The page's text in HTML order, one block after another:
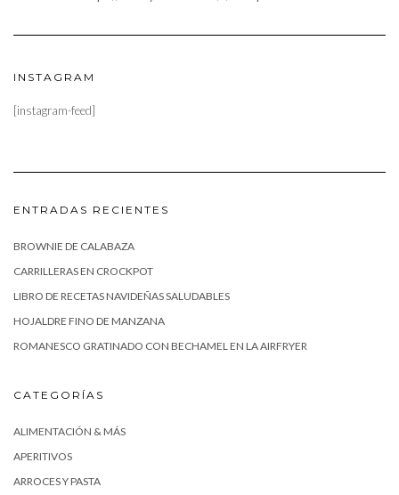
INSTAGRAM
[instagram-feed]
ENTRADAS RECIENTES
BROWNIE DE CALABAZA
CARRILLERAS EN CROCKPOT
LIBRO DE RECETAS NAVIDEÑAS SALUDABLES
HOJALDRE FINO DE MANZANA
ROMANESCO GRATINADO CON BECHAMEL EN LA AIRFRYER
CATEGORÍAS
ALIMENTACIÓN & MÁS
APERITIVOS
ARROCES Y PASTA